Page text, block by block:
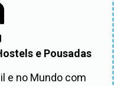
e Pousadas
e no Mundo com